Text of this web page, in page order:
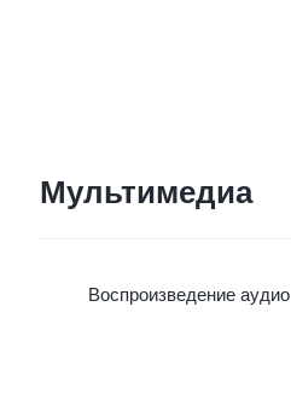
Мультимедиа
Воспроизведение аудио